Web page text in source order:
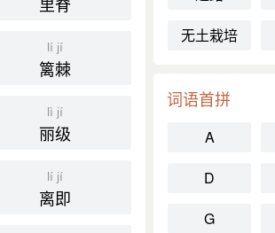
lí jí
篱棘
lì jí
丽级
lí jí
离即
无土栽培
词语首拼
A
D
G